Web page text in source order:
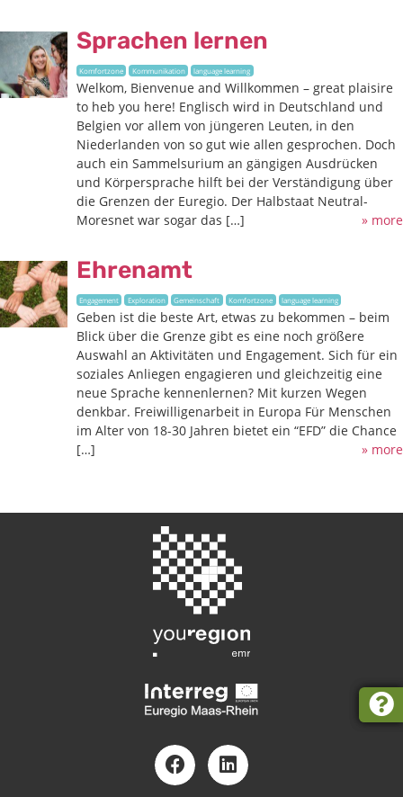
Sprachen lernen
Komfortzone Kommunikation language learning
Welkom, Bienvenue and Willkommen – great plaisire
to heb you here! Englisch wird in Deutschland und
Belgien vor allem von jüngeren Leuten, in den
Niederlanden von so gut wie allen gesprochen. Doch
auch ein Sammelsurium an gängigen Ausdrücken
und Körpersprache hilft bei der Verständigung über
die Grenzen der Euregio. Der Halbstaat Neutral-
Moresnet war sogar das […]
» more
Ehrenamt
Engagement Exploration Gemeinschaft Komfortzone language learning
Geben ist die beste Art, etwas zu bekommen – beim
Blick über die Grenze gibt es eine noch größere
Auswahl an Aktivitäten und Engagement. Sich für ein
soziales Anliegen engagieren und gleichzeitig eine
neue Sprache kennenlernen? Mit kurzen Wegen
denkbar. Freiwilligenarbeit in Europa Für Menschen
im Alter von 18-30 Jahren bietet ein “EFD” die Chance
[…]
» more